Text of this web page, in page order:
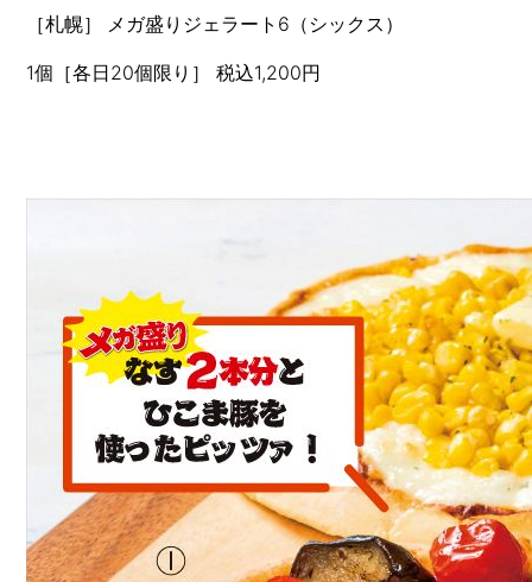
［札幌］ メガ盛りジェラート6（シックス）
1個［各日20個限り］ 税込1,200円